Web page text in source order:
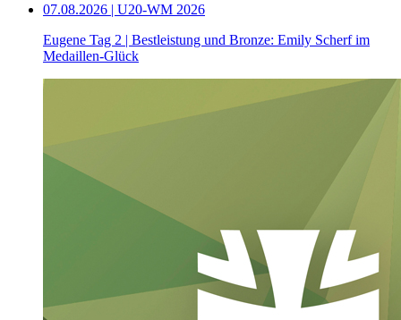
07.08.2026 | U20-WM 2026
Eugene Tag 2 | Bestleistung und Bronze: Emily Scherf im
Medaillen-Glück